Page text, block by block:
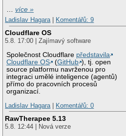
…více »
Ladislav Hagara| Komentářů: 9
Cloudflare OS
5.8. 17:00 | Zajímavý software
Společnost Cloudflare představila
Cloudflare OS
(GitHub ), tj. open
source platformu navrženou pro
integraci umělé inteligence (agentů)
přímo do pracovních procesů
organizací.
Ladislav Hagara| Komentářů: 0
RawTherapee 5.13
5.8. 12:44 | Nová verze